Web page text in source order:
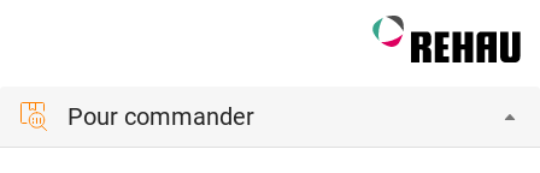
Pour commander